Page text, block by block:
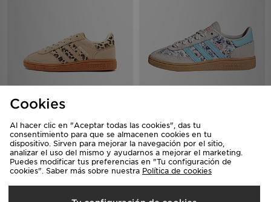
adidas Originals Handball Spezial
Infantil
65,00€ 70,00€
Cookies
Al hacer clic en "Aceptar todas las cookies", das tu
consentimiento para que se almacenen cookies en tu
dispositivo. Sirven para mejorar la navegación por el sitio,
analizar el uso del mismo y ayudarnos a mejorar el marketing.
Puedes modificar tus preferencias en "Tu configuración de
cookies". Saber más sobre nuestra Política de cookies